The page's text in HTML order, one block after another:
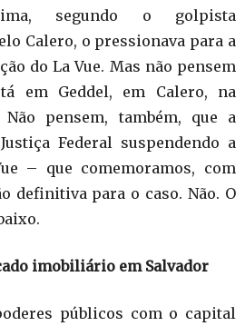
segundo o golpista
Calero, o pressionava para a
do La Vue. Mas não pensem
em Geddel, em Calero, na
pensem, também, que a
Federal suspendendo a
– que comemoramos, com
definitiva para o caso. Não. O
imobiliário em Salvador
públicos com o capital